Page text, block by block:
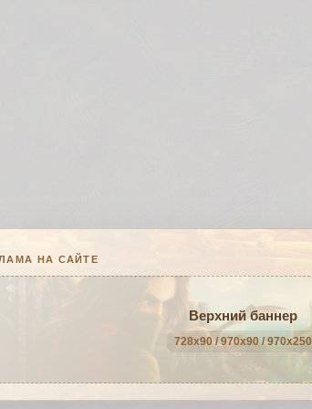
НА САЙТЕ
Верхний баннер
728x90 / 970x90 / 970x250